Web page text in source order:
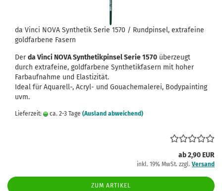
da Vinci NOVA Synthetik Serie 1570 / Rundpinsel, extrafeine
goldfarbene Fasern
Derda Vinci NOVA Synthetikpinsel Serie 1570 überzeugt
durch extrafeine, goldfarbene Synthetikfasern mit hoher
Farbaufnahme und Elastizität.
Ideal für Aquarell-, Acryl- und Gouachemalerei, Bodypainting
uvm.
Lieferzeit: ca. 2-3 Tage (Ausland abweichend)
ab 2,90 EUR
inkl. 19% MwSt. zzgl. Versand
ZUM ARTIKEL